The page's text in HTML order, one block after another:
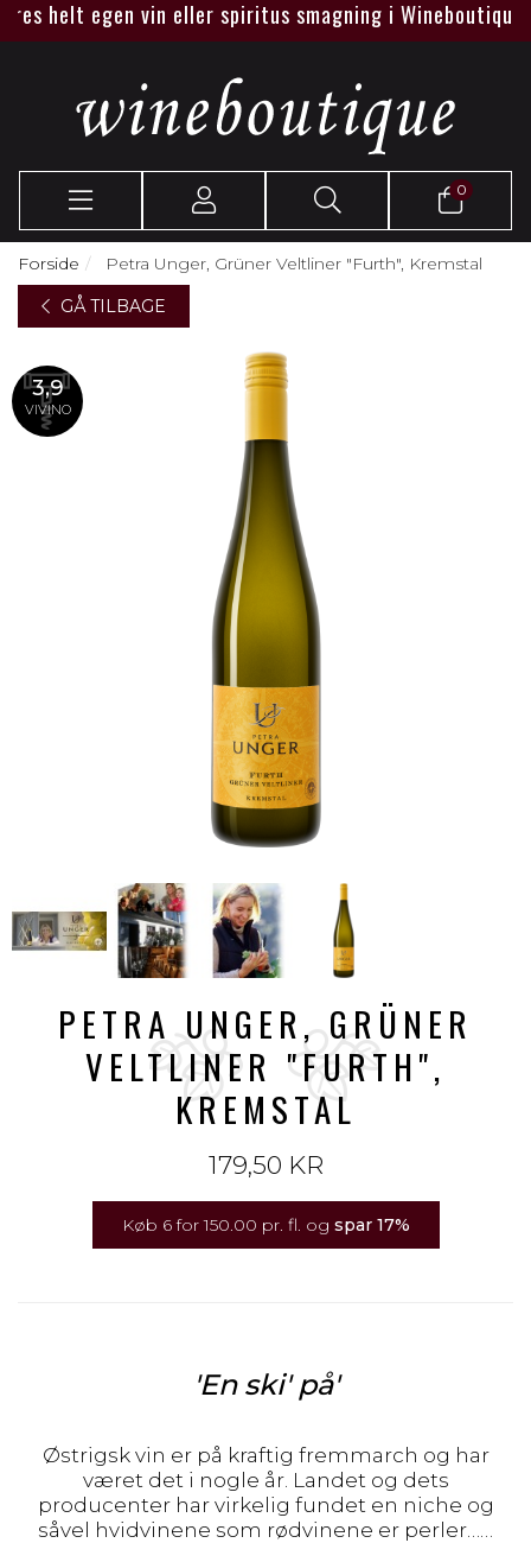
helt egen vin eller spiritus smagning i Wineboutique
0
Forside
Petra Unger, Grüner Veltliner "Furth", Kremstal
GÅ TILBAGE
3,9
VIVINO
PETRA UNGER, GRÜNER
VELTLINER "FURTH",
KREMSTAL
179,50 KR
Køb 6 for 150.00 pr. fl. og spar 17%
'En ski' på'
Østrigsk vin er på kraftig fremmarch og har
været det i nogle år. Landet og dets
producenter har virkelig fundet en niche og
såvel hvidvinene som rødvinene er perler……